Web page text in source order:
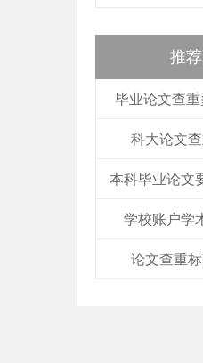
推
毕业论文查
科大论文
本科毕业论文
学校账户学
论文查重